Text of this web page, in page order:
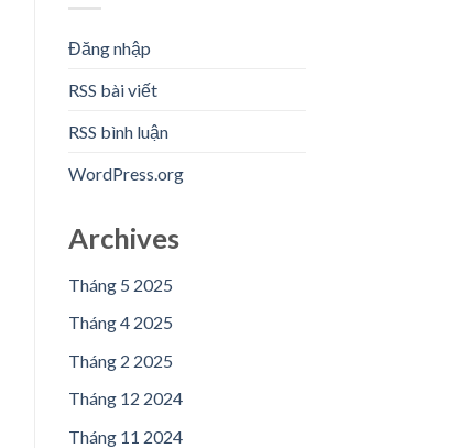
Đăng nhập
RSS bài viết
RSS bình luận
WordPress.org
Archives
Tháng 5 2025
Tháng 4 2025
Tháng 2 2025
Tháng 12 2024
Tháng 11 2024